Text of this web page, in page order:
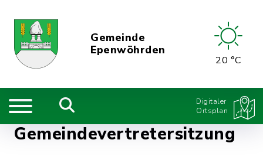
Gemeinde
Epenwöhrden
20 °C
Digitaler
Ortsplan
Gemeindevertretersitzung